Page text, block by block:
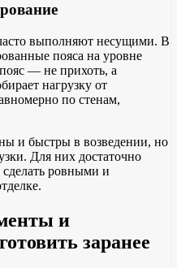
выполняют несущими. В
пояса на уровне
— не прихоть, а
нагрузку от
по стенам,
и быстры в возведении, но
Для них достаточно
ровными и
и
заранее